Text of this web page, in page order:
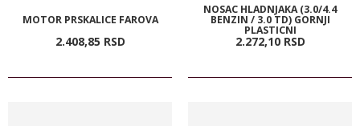
MOTOR PRSKALICE FAROVA
2.408,85 RSD
NOSAC HLADNJAKA (3.0/4.4
BENZIN / 3.0 TD) GORNJI
PLASTICNI
2.272,10 RSD